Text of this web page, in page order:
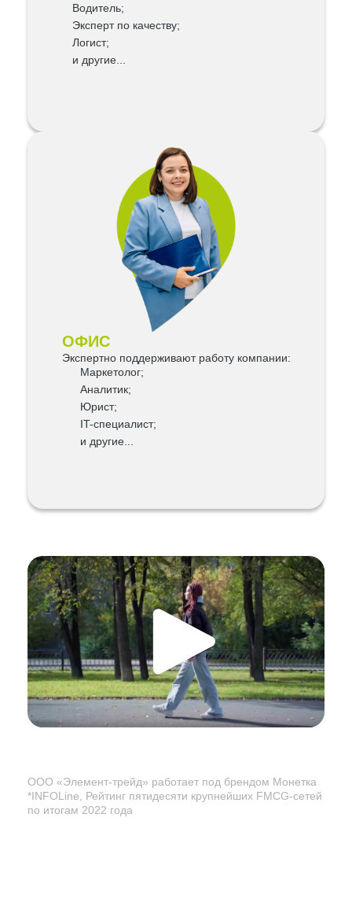
Водитель;
Эксперт по качеству;
Логист;
и другие...
ОФИС
Экспертно поддерживают работу компании:
Маркетолог;
Аналитик;
Юрист;
IT-специалист;
и другие...
ООО «Элемент-трейд» работает под брендом Монетка
*INFOLine, Рейтинг пятидесяти крупнейших FMCG-сетей
по итогам 2022 года